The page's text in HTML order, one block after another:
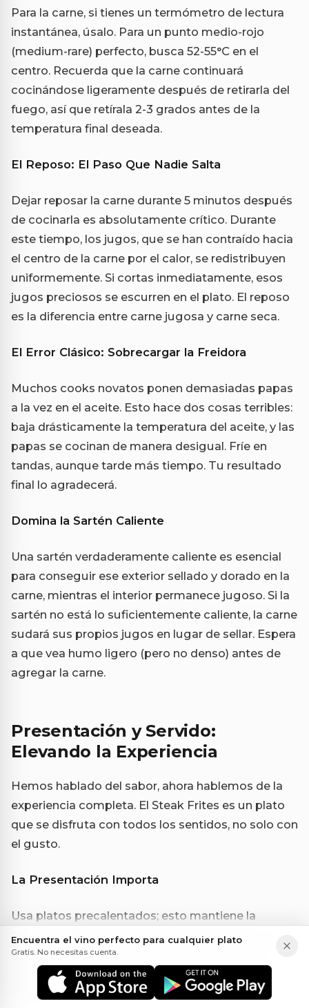
Para la carne, si tienes un termómetro de lectura
instantánea, úsalo. Para un punto medio-rojo
(medium-rare) perfecto, busca 52-55°C en el
centro. Recuerda que la carne continuará
cocinándose ligeramente después de retirarla del
fuego, así que retírala 2-3 grados antes de la
temperatura final deseada.
El Reposo: El Paso Que Nadie Salta
Dejar reposar la carne durante 5 minutos después
de cocinarla es absolutamente crítico. Durante
este tiempo, los jugos, que se han contraído hacia
el centro de la carne por el calor, se redistribuyen
uniformemente. Si cortas inmediatamente, esos
jugos preciosos se escurren en el plato. El reposo
es la diferencia entre carne jugosa y carne seca.
El Error Clásico: Sobrecargar la Freidora
Muchos cooks novatos ponen demasiadas papas
a la vez en el aceite. Esto hace dos cosas terribles:
baja drásticamente la temperatura del aceite, y las
papas se cocinan de manera desigual. Fríe en
tandas, aunque tarde más tiempo. Tu resultado
final lo agradecerá.
Domina la Sartén Caliente
Una sartén verdaderamente caliente es esencial
para conseguir ese exterior sellado y dorado en la
carne, mientras el interior permanece jugoso. Si la
sartén no está lo suficientemente caliente, la carne
sudará sus propios jugos en lugar de sellar. Espera
a que vea humo ligero (pero no denso) antes de
agregar la carne.
Presentación y Servido:
Elevando la Experiencia
Hemos hablado del sabor, ahora hablemos de la
experiencia completa. El Steak Frites es un plato
que se disfruta con todos los sentidos, no solo con
el gusto.
La Presentación Importa
Usa platos precalentados; esto mantiene la
comida caliente por más tiempo y hace que se
vea más apetitosa. Coloca el bife ligeramente
descentrado, con las papas fritas a un lado,
creando una composición visual equilibrada. Un
Encuentra el vino perfecto para cualquier plato
Gratis. No necesitas cuenta.